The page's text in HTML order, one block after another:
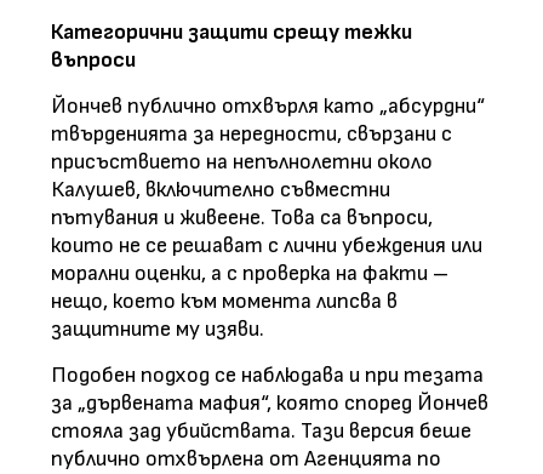
Категорични защити срещу тежки
въпроси
Йончев публично отхвърля като „абсурдни“
твърденията за нередности, свързани с
присъствието на непълнолетни около
Калушев, включително съвместни
пътувания и живеене. Това са въпроси,
които не се решават с лични убеждения или
морални оценки, а с проверка на факти –
нещо, което към момента липсва в
защитните му изяви.
Подобен подход се наблюдава и при тезата
за „дървената мафия“, която според Йончев
стояла зад убийствата. Тази версия беше
публично отхвърлена от Агенцията по